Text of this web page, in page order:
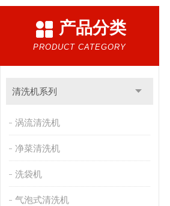
产品分类
PRODUCT CATEGORY
清洗机系列
涡流清洗机
净菜清洗机
洗袋机
气泡式清洗机